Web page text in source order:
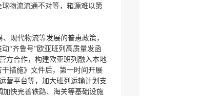
物流流通不对等，箱源难以第
现代物流等发展的普惠政策，
“齐鲁号”欧亚班列高质量发函
方合作，构建欧亚班列融入本地
措施》文件后，第一时间开展
营平台等，加大班列运输计划支
快完善铁路、海关等基础设施